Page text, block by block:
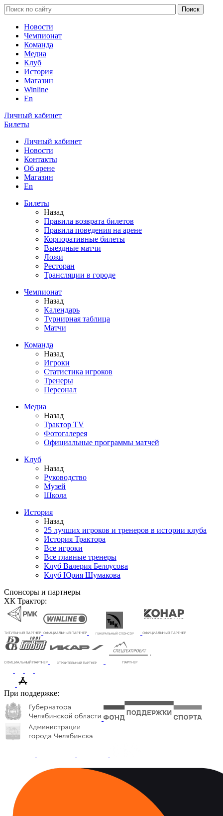
Новости
Чемпионат
Команда
Медиа
Клуб
История
Магазин
Winline
En
Личный кабинет
Билеты
Личный кабинет
Новости
Контакты
Об арене
Магазин
En
Билеты
Назад
Правила возврата билетов
Правила поведения на арене
Корпоративные билеты
Выездные матчи
Ложи
Ресторан
Трансляции в городе
Чемпионат
Назад
Календарь
Турнирная таблица
Матчи
Команда
Назад
Игроки
Статистика игроков
Тренеры
Персонал
Медиа
Назад
Трактор TV
Фотогалерея
Официальные программы матчей
Клуб
Назад
Руководство
Музей
Школа
История
Назад
25 лучших игроков и тренеров в истории клуба
История Трактора
Все игроки
Все главные тренеры
Клуб Валерия Белоусова
Клуб Юрия Шумакова
Спонсоры и партнеры
ХК Трактор:
При поддержке: